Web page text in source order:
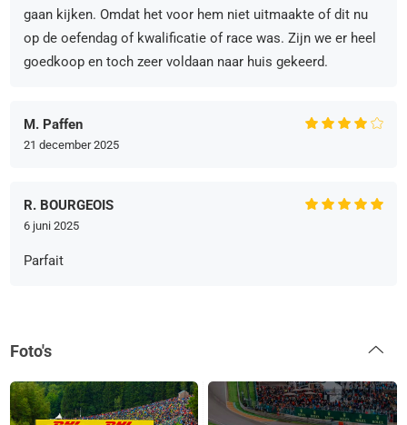
gaan kijken. Omdat het voor hem niet uitmaakte of dit nu
op de oefendag of kwalificatie of race was. Zijn we er heel
goedkoop en toch zeer voldaan naar huis gekeerd.
M. Paffen
21 december 2025
R. BOURGEOIS
6 juni 2025
Parfait
Foto's